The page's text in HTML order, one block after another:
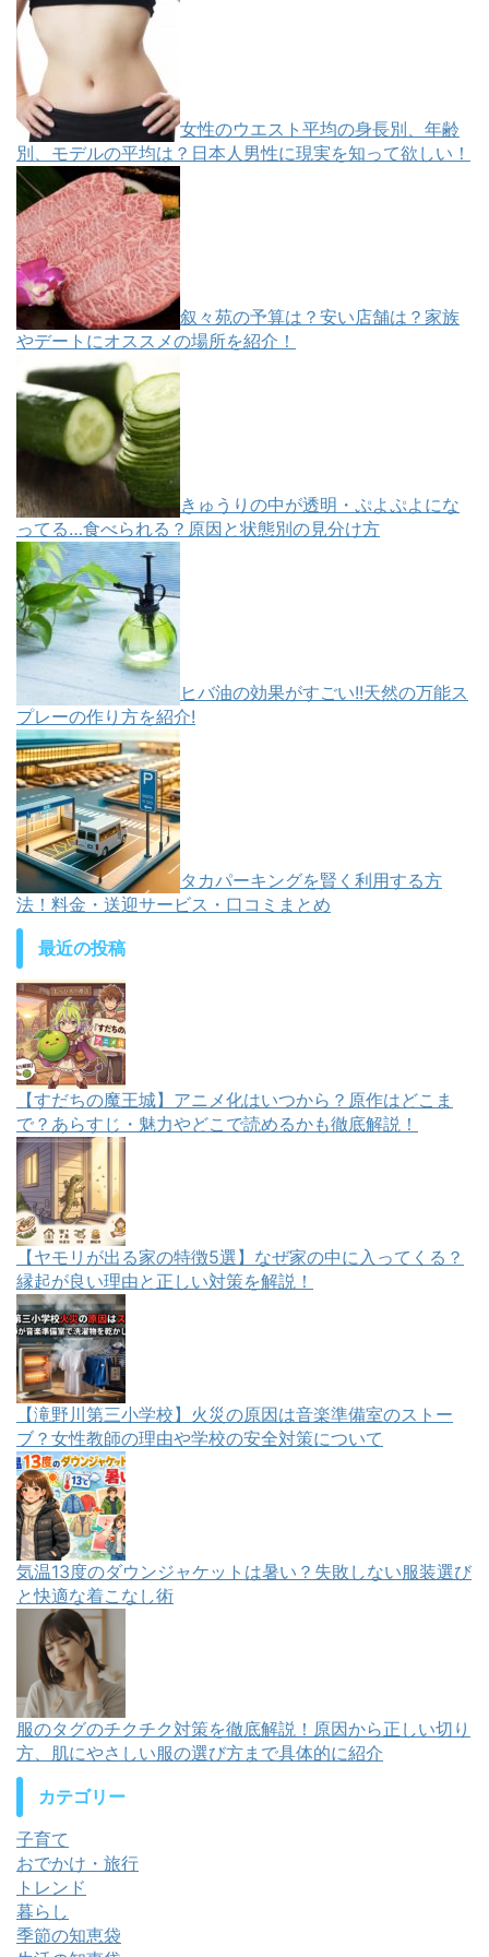
女性のウエスト平均の身長別、年齢
別、モデルの平均は？日本人男性に現実を知って欲しい！
叙々苑の予算は？安い店舗は？家族
やデートにオススメの場所を紹介！
きゅうりの中が透明・ぷよぷよにな
ってる…食べられる？原因と状態別の見分け方
ヒバ油の効果がすごい!!天然の万能ス
プレーの作り方を紹介!
タカパーキングを賢く利用する方
法！料金・送迎サービス・口コミまとめ
最近の投稿
【すだちの魔王城】アニメ化はいつから？原作はどこま
で？あらすじ・魅力やどこで読めるかも徹底解説！
【ヤモリが出る家の特徴5選】なぜ家の中に入ってくる？
縁起が良い理由と正しい対策を解説！
【滝野川第三小学校】火災の原因は音楽準備室のストー
ブ？女性教師の理由や学校の安全対策について
気温13度のダウンジャケットは暑い？失敗しない服装選び
と快適な着こなし術
服のタグのチクチク対策を徹底解説！原因から正しい切り
方、肌にやさしい服の選び方まで具体的に紹介
カテゴリー
子育て
おでかけ・旅行
トレンド
暮らし
季節の知恵袋